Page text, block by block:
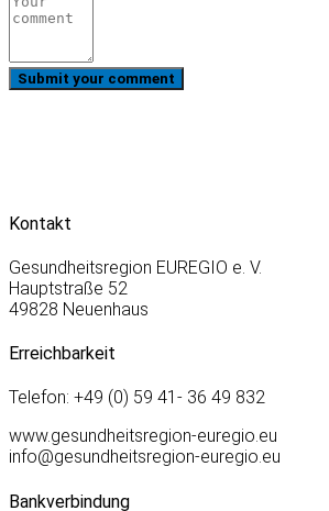
Kontakt
Gesundheitsregion EUREGIO e. V.
Hauptstraße 52
49828 Neuenhaus
Erreichbarkeit
Telefon: +49 (0) 59 41- 36 49 832
www.gesundheitsregion-euregio.eu
info@gesundheitsregion-euregio.eu
Bankverbindung